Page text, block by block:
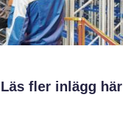
Läs fler inlägg här